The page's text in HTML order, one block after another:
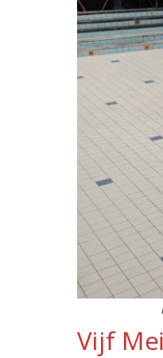
Inklappen
Vijf